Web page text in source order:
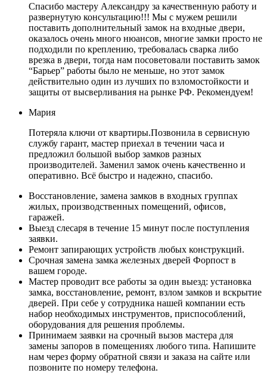
Спасибо мастеру Александру за качественную работу и
развернутую консультацию!!! Мы с мужем решили
поставить дополнительный замок на входные двери,
оказалось очень много нюансов, многие замки просто не
подходили по креплению, требовалась сварка либо
врезка в двери, тогда нам посоветовали поставить замок
“Барьер” работы было не меньше, но этот замок
действительно один из лучших по взломостойкости и
защиты от высверливания на рынке РФ. Рекомендуем!
Мария
Потеряла ключи от квартиры.Позвонила в сервисную
службу гарант, мастер приехал в течении часа и
предложил большой выбор замков разных
производителей. Заменил замок очень качественно и
оперативно. Всё быстро и надежно, спасибо.
Восстановление, замена замков в входных группах
жилых, производственных помещений, офисов,
гаражей.
Выезд слесаря в течение 15 минут после поступления
заявки.
Ремонт запирающих устройств любых конструкций.
Срочная замена замка железных дверей Форпост в
вашем городе.
Мастер проводит все работы за один выезд: установка
замка, восстановление, ремонт, взлом замков и вскрытие
дверей. При себе у сотрудника нашей компании есть
набор необходимых инструментов, приспособлений,
оборудования для решения проблемы.
Принимаем заявки на срочный вызов мастера для
замены запоров в помещениях любого типа. Напишите
нам через форму обратной связи и заказа на сайте или
позвоните по номеру телефона.